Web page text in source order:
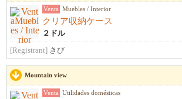
Venta Muebles / Interior
クリア収納ケース
２ドル
[Registrant] きび
Mountain view
Venta Utilidades domésticas